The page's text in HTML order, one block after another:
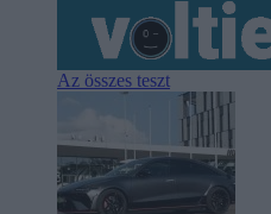
Az összes teszt